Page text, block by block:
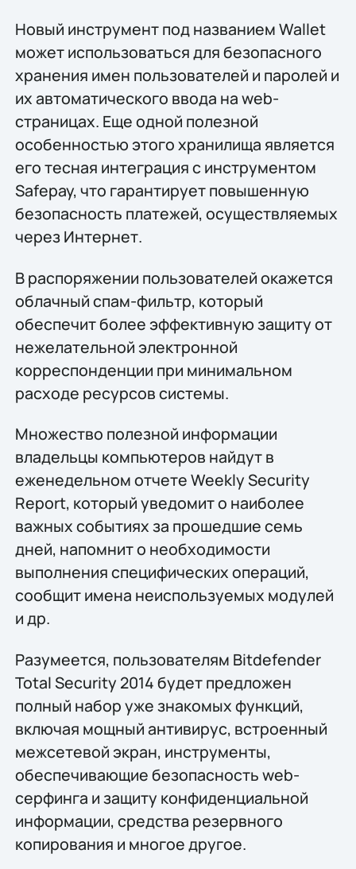
Новый инструмент под названием Wallet
может использоваться для безопасного
хранения имен пользователей и паролей и
их автоматического ввода на web-
страницах. Еще одной полезной
особенностью этого хранилища является
его тесная интеграция с инструментом
Safepay, что гарантирует повышенную
безопасность платежей, осуществляемых
через Интернет.
В распоряжении пользователей окажется
облачный спам-фильтр, который
обеспечит более эффективную защиту от
нежелательной электронной
корреспонденции при минимальном
расходе ресурсов системы.
Множество полезной информации
владельцы компьютеров найдут в
еженедельном отчете Weekly Security
Report, который уведомит о наиболее
важных событиях за прошедшие семь
дней, напомнит о необходимости
выполнения специфических операций,
сообщит имена неиспользуемых модулей
и др.
Разумеется, пользователям Bitdefender
Total Security 2014 будет предложен
полный набор уже знакомых функций,
включая мощный антивирус, встроенный
межсетевой экран, инструменты,
обеспечивающие безопасность web-
серфинга и защиту конфиденциальной
информации, средства резервного
копирования и многое другое.